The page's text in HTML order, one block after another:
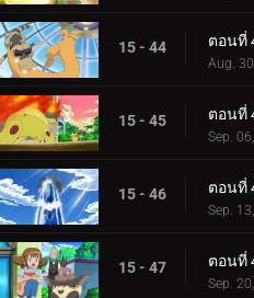
15 - 44
Aug.
15 - 45
Sep.
15 - 46 ตอนที่
Sep.
15 - 47
Sep.